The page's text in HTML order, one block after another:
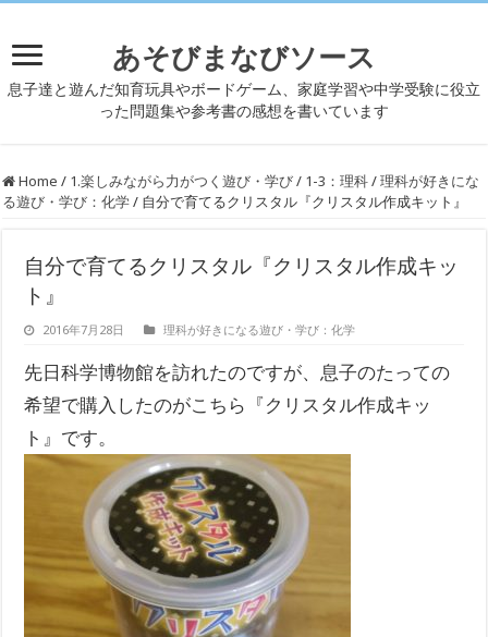
あそびまなびソース
息子達と遊んだ知育玩具やボードゲーム、家庭学習や中学受験に役立
った問題集や参考書の感想を書いています
Home / 1.楽しみながら力がつく遊び・学び/ 1-3：理科/理科が好きにな
る遊び・学び：化学/ 自分で育てるクリスタル『クリスタル作成キット』
自分で育てるクリスタル『クリスタル作成キッ
ト』
2016年7月28日 理科が好きになる遊び・学び：化学
先日科学博物館を訪れたのですが、息子のたっての
希望で購入したのがこちら『クリスタル作成キッ
ト』です。